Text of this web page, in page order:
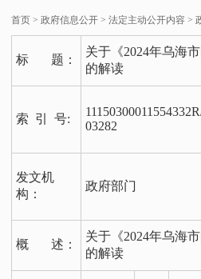
首页 >政府信息公开 >法定主动公开内容 >
标 题：
关于《2024年乌海
的解读
索 引 号:
03282
发文机
构：
政府部门
概 述：
关于《2024年乌海
的解读